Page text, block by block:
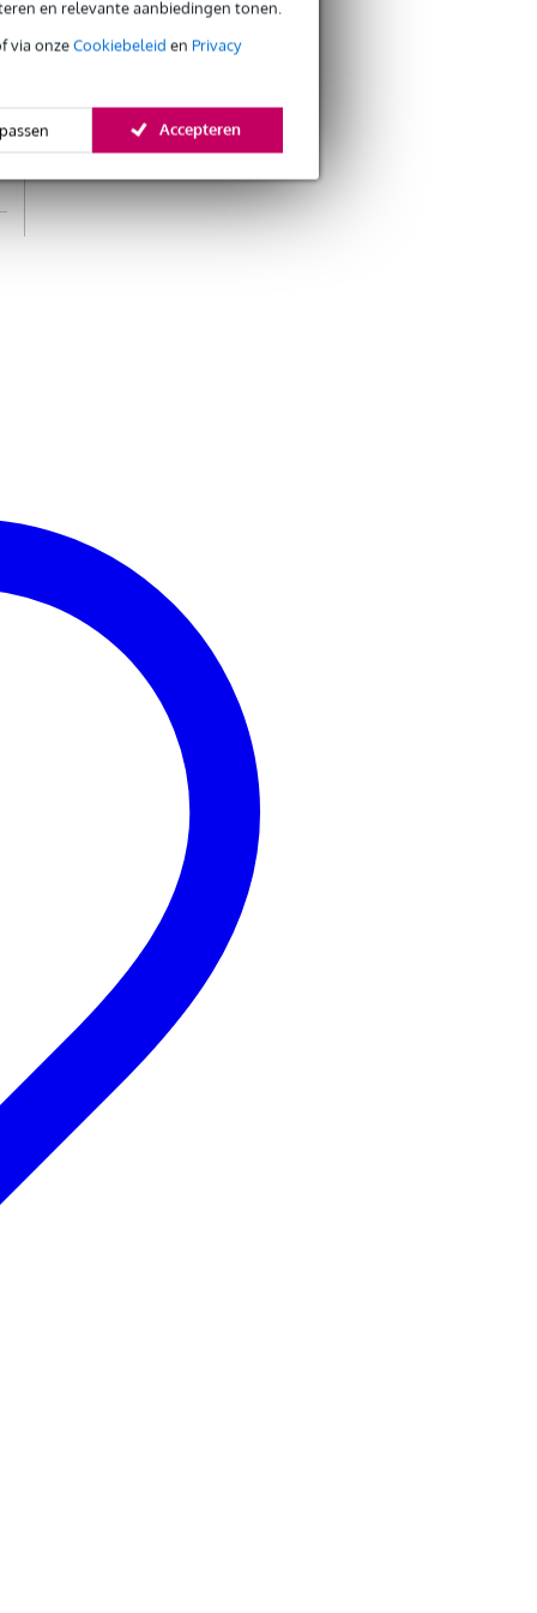
en relevante aanbiedingen tonen.
via onzeCookiebeleid en Privacy
Accepteren
MMCRODSL
schoonmaakstok
€ 14,90